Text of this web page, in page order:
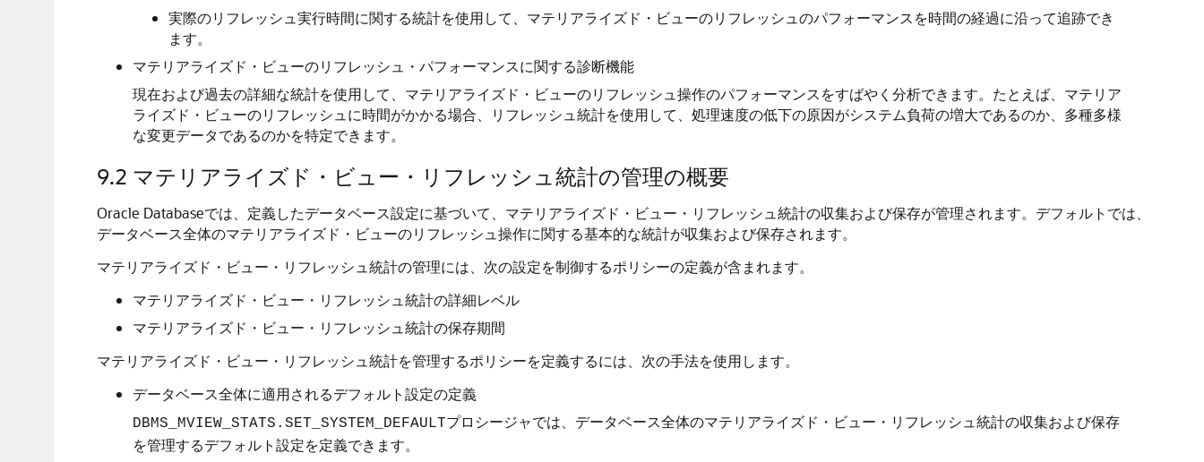
実際のリフレッシュ実行時間に関する統計を使用して、マテリアライズド・ビューのリフレッシュのパフォーマンスを時間の経過に沿って追跡でき
ます。
マテリアライズド・ビューのリフレッシュ・パフォーマンスに関する診断機能
現在および過去の詳細な統計を使用して、マテリアライズド・ビューのリフレッシュ操作のパフォーマンスをすばやく分析できます。たとえば、マテリア
ライズド・ビューのリフレッシュに時間がかかる場合、リフレッシュ統計を使用して、処理速度の低下の原因がシステム負荷の増大であるのか、多種多様
な変更データであるのかを特定できます。
9.2 マテリアライズド・ビュー・リフレッシュ統計の管理の概要
Oracle Databaseでは、定義したデータベース設定に基づいて、マテリアライズド・ビュー・リフレッシュ統計の収集および保存が管理されます。デフォルトでは、
データベース全体のマテリアライズド・ビューのリフレッシュ操作に関する基本的な統計が収集および保存されます。
マテリアライズド・ビュー・リフレッシュ統計の管理には、次の設定を制御するポリシーの定義が含まれます。
マテリアライズド・ビュー・リフレッシュ統計の詳細レベル
マテリアライズド・ビュー・リフレッシュ統計の保存期間
マテリアライズド・ビュー・リフレッシュ統計を管理するポリシーを定義するには、次の手法を使用します。
データベース全体に適用されるデフォルト設定の定義
DBMS_MVIEW_STATS.SET_SYSTEM_DEFAULTプロシージャでは、データベース全体のマテリアライズド・ビュー・リフレッシュ統計の収集および保存
を管理するデフォルト設定を定義できます。